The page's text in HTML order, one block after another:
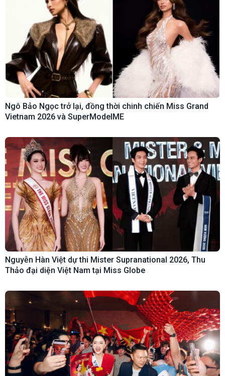
Ngô Bảo Ngọc trở lại, đồng thời chinh chiến Miss Grand
Vietnam 2026 và SuperModelME
Nguyễn Hàn Việt dự thi Mister Supranational 2026, Thu
Thảo đại diện Việt Nam tại Miss Globe